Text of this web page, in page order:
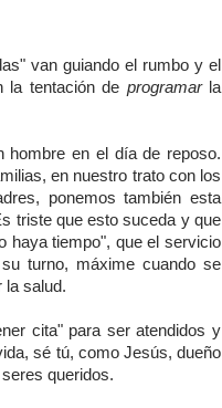
van guiando el rumbo y el
la tentación de programarla
hombre en el día de reposo.
en nuestro trato con los
ponemos también esta
triste que esto suceda y que
haya tiempo", que el servicio
turno, máxime cuando se
la salud.
cita" para ser atendidos y
sé tú, como Jesús, dueño
queridos.